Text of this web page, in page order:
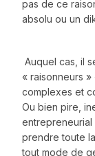
pas de ce
absolu ou un
Auquel cas, il
« raisonneurs
complexes et
Ou bien pire,
entrepreneurial
prendre toute
tout mode de